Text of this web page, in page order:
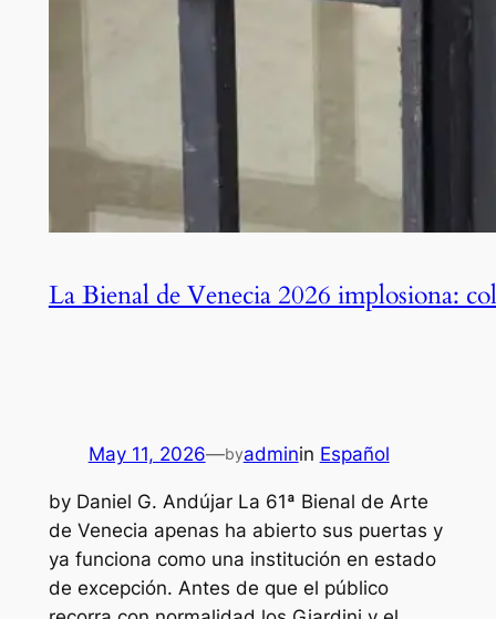
La Bienal de Venecia 2026 implosiona:
May 11, 2026—byadminin Español
by Daniel G. Andújar La 61ª Bienal de Arte
de Venecia apenas ha abierto sus puertas y
ya funciona como una institución en estado
de excepción. Antes de que el público